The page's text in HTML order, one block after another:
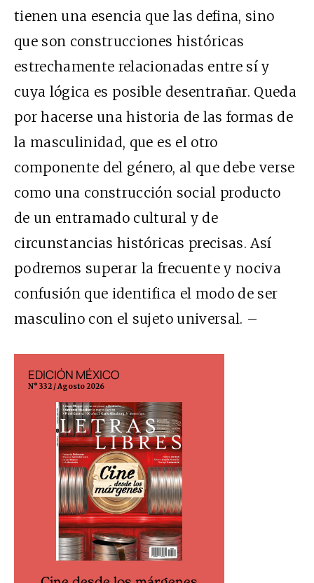
tienen una esencia que las defina, sino
que son construcciones históricas
estrechamente relacionadas entre sí y
cuya lógica es posible desentrañar. Queda
por hacerse una historia de las formas de
la masculinidad, que es el otro
componente del género, al que debe verse
como una construcción social producto
de un entramado cultural y de
circunstancias históricas precisas. Así
podremos superar la frecuente y nociva
confusión que identifica el modo de ser
masculino con el sujeto universal. –
EDICIÓN MÉXICO
N° 332 / Agosto 2026